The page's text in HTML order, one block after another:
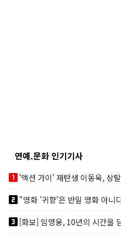
연예.문화 인기기사
looks_one
looks_two"영화 '귀향'은 반일 영화 아니
looks_3[화보] 임영웅, 10년의 시간을